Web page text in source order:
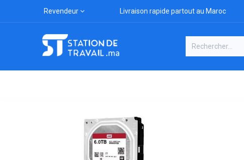
Revendeur Livraison rapide partout au Maroc